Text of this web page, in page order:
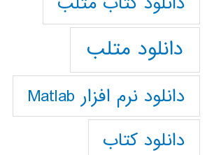
دانلود متلب
دانلود نرم افزار Matlab
دانلود کتاب